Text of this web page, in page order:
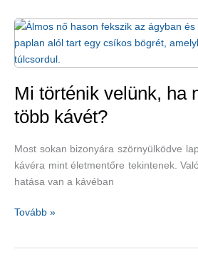
az
alvás
közötti
Mi történik velünk, ha
több kávét?
Most sokan bizonyára szörnyülködve
kávéra mint életmentőre tekintenek.
hatása van a kávéban
Mi
Tovább »